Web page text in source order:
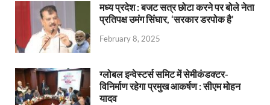
मध्य प्रदेश : बजट सत्र छोटा करने पर बोले नेता
प्रतिपक्ष उमंग सिंघार, ‘सरकार डरपोक है’
February 8, 2025
ग्लोबल इन्वेस्टर्स समिट में सेमीकंडक्टर-
विनिर्माण रहेगा प्रमुख आकर्षण : सीएम मोहन
यादव